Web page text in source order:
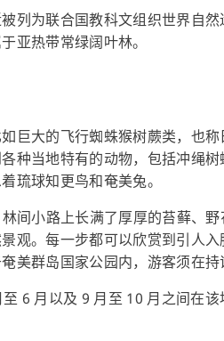
列为联合国教科文组织世界自
亚热带常绿阔叶林。
巨大的飞行蜘蛛猴树蕨类，也
种当地特有的动物，包括冲绳
琉球知更鸟和奄美兔。
间小路上长满了厚厚的苔藓、
观。每一步都可以欣赏到引人
美群岛国家公园内，游客须在持
6 月以及 9 月至 10 月之间在